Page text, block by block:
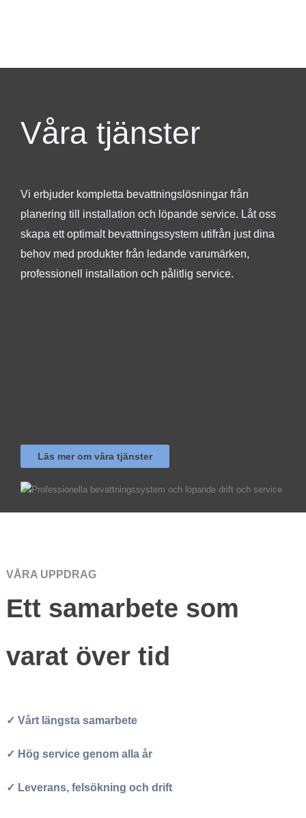
Våra tjänster
Vi erbjuder kompletta bevattningslösningar från
planering till installation och löpande service. Låt oss
skapa ett optimalt bevattningssystem utifrån just dina
behov med produkter från ledande varumärken,
professionell installation och pålitlig service.
Läs mer om våra tjänster
VÅRA UPPDRAG
Ett samarbete som
varat över tid
✓ Vårt längsta samarbete
✓ Hög service genom alla år
✓ Leverans, felsökning och drift